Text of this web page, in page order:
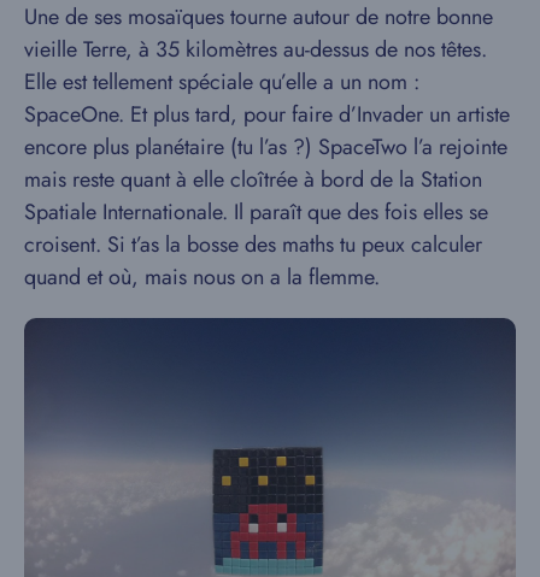
Une de ses mosaïques tourne autour de notre bonne
vieille Terre, à 35 kilomètres au-dessus de nos têtes.
Elle est tellement spéciale qu’elle a un nom :
SpaceOne. Et plus tard, pour faire d’Invader un artiste
encore plus planétaire (tu l’as ?) SpaceTwo l’a rejointe
mais reste quant à elle cloîtrée à bord de la Station
Spatiale Internationale. Il paraît que des fois elles se
croisent. Si t’as la bosse des maths tu peux calculer
quand et où, mais nous on a la flemme.